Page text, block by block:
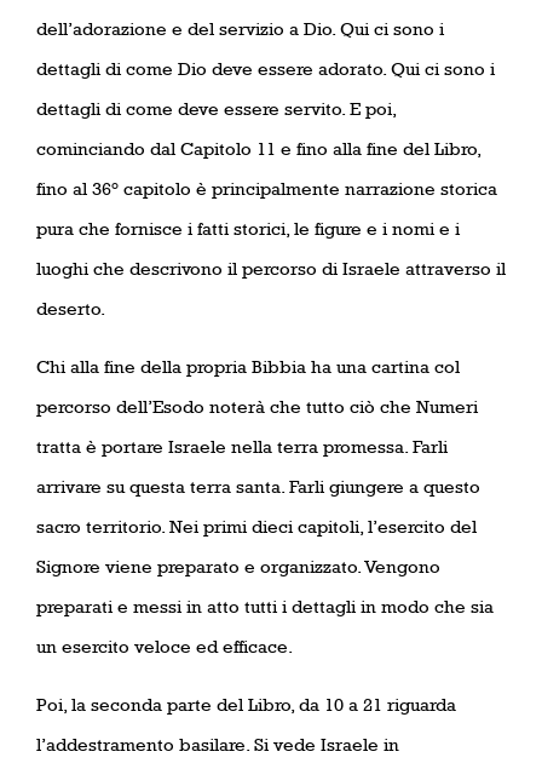
dell’adorazione e del servizio a Dio. Qui ci sono i
dettagli di come Dio deve essere adorato. Qui ci sono i
dettagli di come deve essere servito. E poi,
cominciando dal Capitolo 11 e fino alla fine del Libro,
fino al 36° capitolo è principalmente narrazione storica
pura che fornisce i fatti storici, le figure e i nomi e i
luoghi che descrivono il percorso di Israele attraverso il
deserto.
Chi alla fine della propria Bibbia ha una cartina col
percorso dell’Esodo noterà che tutto ciò che Numeri
tratta è portare Israele nella terra promessa. Farli
arrivare su questa terra santa. Farli giungere a questo
sacro territorio. Nei primi dieci capitoli, l’esercito del
Signore viene preparato e organizzato. Vengono
preparati e messi in atto tutti i dettagli in modo che sia
un esercito veloce ed efficace.
Poi, la seconda parte del Libro, da 10 a 21 riguarda
l’addestramento basilare. Si vede Israele in